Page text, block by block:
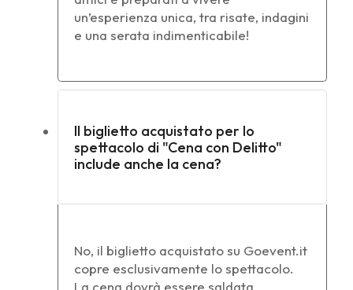
un’esperienza unica, tra risate, indagini
e una serata indimenticabile!
Il biglietto acquistato per lo
spettacolo di "Cena con Delitto"
include anche la cena?
No, il biglietto acquistato su Goevent.it
copre esclusivamente lo spettacolo.
La cena dovrà essere saldata